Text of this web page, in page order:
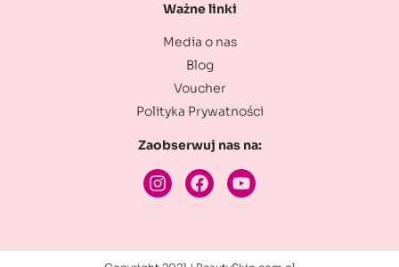
Ważne linki
Media o nas
Blog
Voucher
Polityka Prywatności
Zaobserwuj nas na: